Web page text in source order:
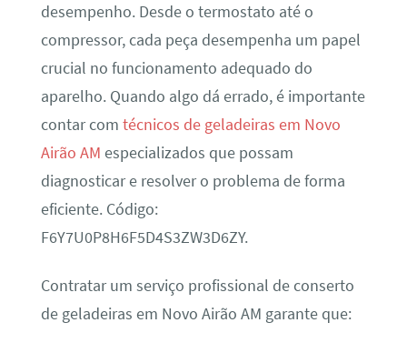
desempenho. Desde o termostato até o
compressor, cada peça desempenha um papel
crucial no funcionamento adequado do
aparelho. Quando algo dá errado, é importante
contar com técnicos de geladeiras em Novo
Airão AM especializados que possam
diagnosticar e resolver o problema de forma
eficiente. Código:
F6Y7U0P8H6F5D4S3ZW3D6ZY.
Contratar um serviço profissional de conserto
de geladeiras em Novo Airão AM garante que: